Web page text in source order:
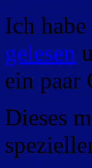
Ich
gelesen
ein paar
Dieses